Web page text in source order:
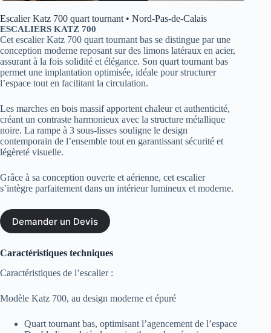
Escalier Katz 700 quart tournant • Nord-Pas-de-Calais
ESCALIERS KATZ 700
Cet escalier Katz 700 quart tournant bas se distingue par une
conception moderne reposant sur des limons latéraux en acier,
assurant à la fois solidité et élégance. Son quart tournant bas
permet une implantation optimisée, idéale pour structurer
l’espace tout en facilitant la circulation.
Les marches en bois massif apportent chaleur et authenticité,
créant un contraste harmonieux avec la structure métallique
noire. La rampe à 3 sous-lisses souligne le design
contemporain de l’ensemble tout en garantissant sécurité et
légèreté visuelle.
Grâce à sa conception ouverte et aérienne, cet escalier
s’intègre parfaitement dans un intérieur lumineux et moderne.
Demander un Devis
Caractéristiques techniques
Caractéristiques de l’escalier :
Modèle Katz 700, au design moderne et épuré
Quart tournant bas, optimisant l’agencement de l’espace